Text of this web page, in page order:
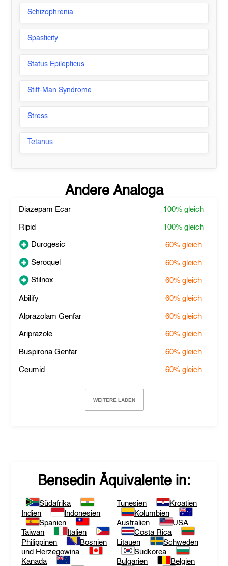
Schizophrenia
Spasticity
Status Epilepticus
Stiff-Man Syndrome
Stress
Tetanus
Andere Analoga
Diazepam Ecar 100% gleich
Ripid 100% gleich
Durogesic 60% gleich
Seroquel 60% gleich
Stilnox 60% gleich
Abilify 60% gleich
Alprazolam Genfar 60% gleich
Ariprazole 60% gleich
Buspirona Genfar 60% gleich
Ceumid 60% gleich
WEITERE LADEN
Bensedin Äquivalente in:
Südafrika
Indien
Indonesien
Spanien
Taiwan
Italien
Philippinen
Bosnien
und Herzegowina
Kanada
Tunesien
Kroatien
Kolumbien
Australien
USA
Costa Rica
Litauen
Schweden
Südkorea
Bulgarien
Belgien